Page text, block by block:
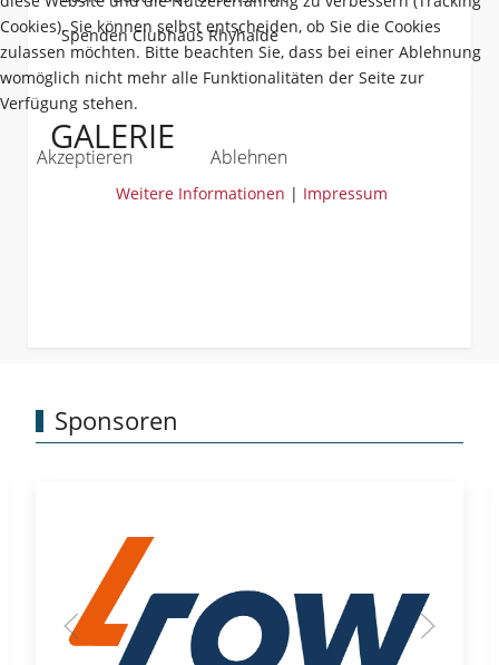
Spenden Clubhaus Rhyhalde
GALERIE
Sponsoren
Cookies). Sie können selbst entscheiden, ob Sie die Cookies
zulassen möchten. Bitte beachten Sie, dass bei einer Ablehnung
womöglich nicht mehr alle Funktionalitäten der Seite zur
Verfügung stehen.
Akzeptieren Ablehnen
Weitere Informationen | Impressum